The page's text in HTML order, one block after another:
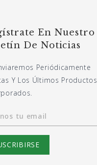
En Nuestro
De Noticias
Periódicamente
Y Los Últimos Productos
tu email